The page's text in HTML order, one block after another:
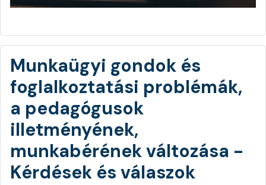
Munkaügyi gondok és
foglalkoztatási problémák,
a pedagógusok
illetményének,
munkabérének változása -
Kérdések és válaszok